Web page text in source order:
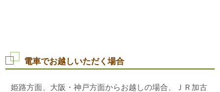
電車でお越しいただく場合
姫路方面、大阪・神戸方面からお越しの場合、ＪＲ加古